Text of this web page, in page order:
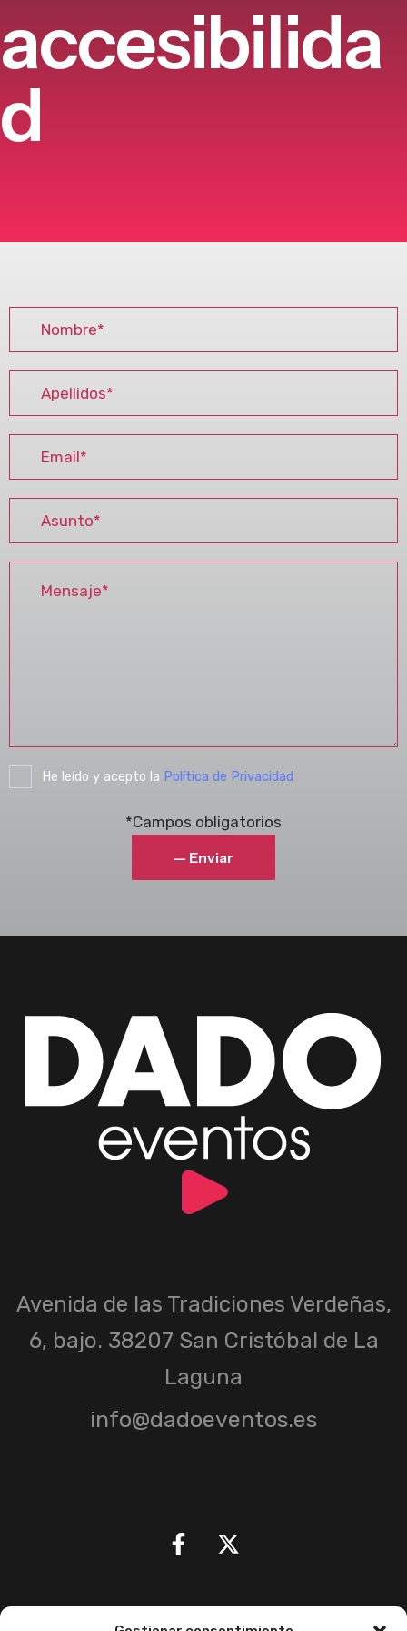
accesibilida
d
He leído y acepto la Política de Privacidad
*Campos obligatorios
Avenida de las Tradiciones Verdeñas,
6, bajo. 38207 San Cristóbal de La
Laguna
info@dadoeventos.es